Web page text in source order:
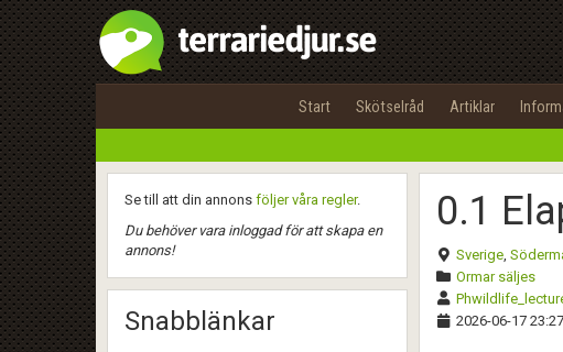
Start Skötselråd Artiklar
Se till att din annons följer våra regler.
Du behöver vara inloggad för att skapa en
annons!
Snabblänkar
0.1
Sverige,
Ormar säljes
2026-06-17 23:27
Namn:
Epost:
Terms